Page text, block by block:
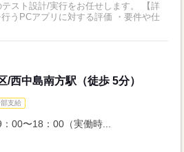
ト設計/実行をお任せします。 【詳
うPCアプリに対する評価 ・要件や仕
/西中島南方駅（徒歩 5分）
支給
：00〜18：00（実働時...